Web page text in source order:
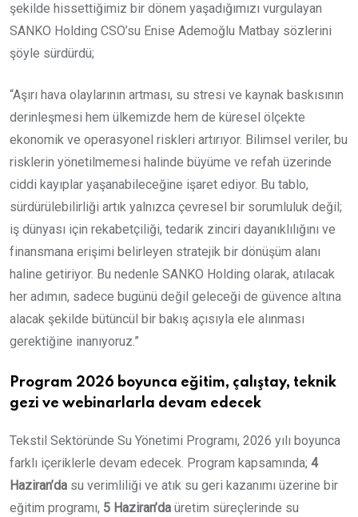
şekilde hissettiğimiz bir dönem yaşadığımızı vurgulayan
SANKO Holding CSO’su Enise Ademoğlu Matbay sözlerini
şöyle sürdürdü;
“Aşırı hava olaylarının artması, su stresi ve kaynak baskısının
derinleşmesi hem ülkemizde hem de küresel ölçekte
ekonomik ve operasyonel riskleri artırıyor. Bilimsel veriler, bu
risklerin yönetilmemesi halinde büyüme ve refah üzerinde
ciddi kayıplar yaşanabileceğine işaret ediyor. Bu tablo,
sürdürülebilirliği artık yalnızca çevresel bir sorumluluk değil;
iş dünyası için rekabetçiliği, tedarik zinciri dayanıklılığını ve
finansmana erişimi belirleyen stratejik bir dönüşüm alanı
haline getiriyor. Bu nedenle SANKO Holding olarak, atılacak
her adımın, sadece bugünü değil geleceği de güvence altına
alacak şekilde bütüncül bir bakış açısıyla ele alınması
gerektiğine inanıyoruz.”
Program 2026 boyunca eğitim, çalıştay, teknik
gezi ve webinarlarla devam edecek
Tekstil Sektöründe Su Yönetimi Programı, 2026 yılı boyunca
farklı içeriklerle devam edecek. Program kapsamında; 4
Haziran’da su verimliliği ve atık su geri kazanımı üzerine bir
eğitim programı, 5 Haziran’da üretim süreçlerinde su